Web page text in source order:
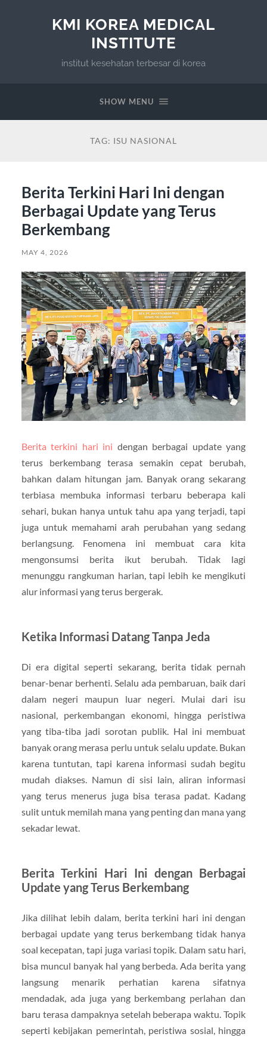
KMI KOREA MEDICAL
INSTITUTE
institut kesehatan terbesar di korea
SHOW MENU
TAG: ISU NASIONAL
Berita Terkini Hari Ini dengan
Berbagai Update yang Terus
Berkembang
MAY 4, 2026
Berita terkini hari ini dengan berbagai update yang
terus berkembang terasa semakin cepat berubah,
bahkan dalam hitungan jam. Banyak orang sekarang
terbiasa membuka informasi terbaru beberapa kali
sehari, bukan hanya untuk tahu apa yang terjadi, tapi
juga untuk memahami arah perubahan yang sedang
berlangsung. Fenomena ini membuat cara kita
mengonsumsi berita ikut berubah. Tidak lagi
menunggu rangkuman harian, tapi lebih ke mengikuti
alur informasi yang terus bergerak.
Ketika Informasi Datang Tanpa Jeda
Di era digital seperti sekarang, berita tidak pernah
benar-benar berhenti. Selalu ada pembaruan, baik dari
dalam negeri maupun luar negeri. Mulai dari isu
nasional, perkembangan ekonomi, hingga peristiwa
yang tiba-tiba jadi sorotan publik. Hal ini membuat
banyak orang merasa perlu untuk selalu update. Bukan
karena tuntutan, tapi karena informasi sudah begitu
mudah diakses. Namun di sisi lain, aliran informasi
yang terus menerus juga bisa terasa padat. Kadang
sulit untuk memilah mana yang penting dan mana yang
sekadar lewat.
Berita Terkini Hari Ini dengan Berbagai
Update yang Terus Berkembang
Jika dilihat lebih dalam, berita terkini hari ini dengan
berbagai update yang terus berkembang tidak hanya
soal kecepatan, tapi juga variasi topik. Dalam satu hari,
bisa muncul banyak hal yang berbeda. Ada berita yang
langsung menarik perhatian karena sifatnya
mendadak, ada juga yang berkembang perlahan dan
baru terasa dampaknya setelah beberapa waktu. Topik
seperti kebijakan pemerintah, peristiwa sosial, hingga